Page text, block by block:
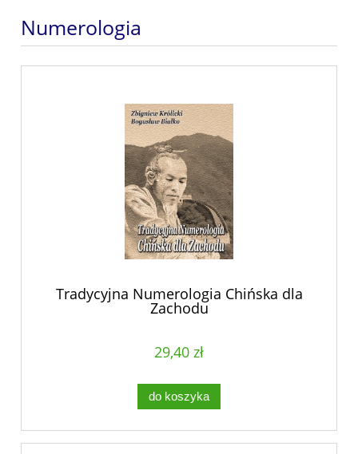
Numerologia
Tradycyjna Numerologia Chińska dla
Zachodu
29,40 zł
do koszyka